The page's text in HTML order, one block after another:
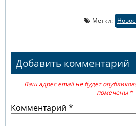
Метки:
Добавить комментарий
Ваш адрес email не будет
помечены *
Комментарий *